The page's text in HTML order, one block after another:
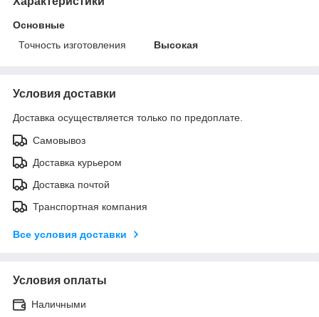
Основные
Точность изготовления
Высокая
Условия доставки
Доставка осуществляется только по предоплате.
Самовывоз
Доставка курьером
Доставка почтой
Транспортная компания
Все условия доставки
Условия оплаты
Наличными